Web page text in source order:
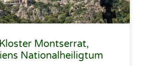
Montserrat,
Nationalheiligtum